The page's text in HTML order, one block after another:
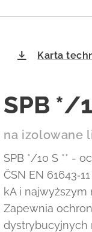
Karta
SPB */
na izolowane
SPB */10 S ** -
ČSN EN
kA i najwyższym
Zapewnia
dystrybucyjnych